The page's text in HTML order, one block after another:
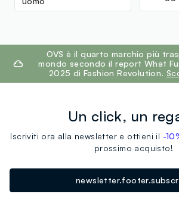
footer.ariatitleOVS è il quarto marchio più
mondo secondo il report What
2025 di Fashion Revolution.
Un click, un
Iscriviti ora alla newsletter e ottieni il -
prossimo acquisto!